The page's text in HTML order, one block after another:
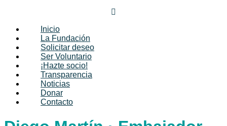
Inicio
La Fundación
Solicitar deseo
Ser Voluntario
¡Hazte socio!
Transparencia
Noticias
Donar
Contacto